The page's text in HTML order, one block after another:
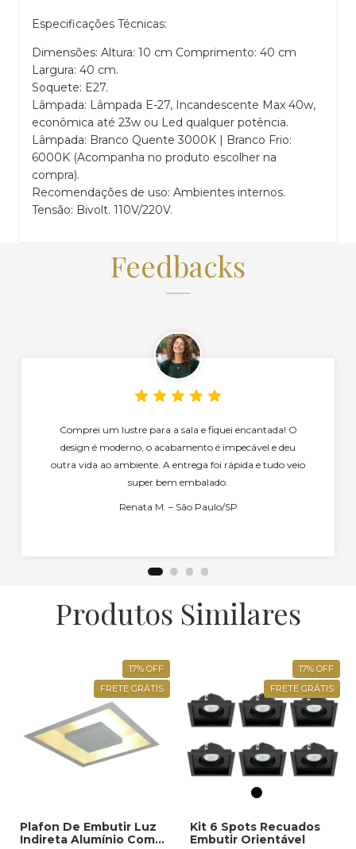
Especificações Técnicas:
Dimensões: Altura: 10 cm Comprimento: 40 cm
Largura: 40 cm.
Soquete: E27.
Lâmpada: Lâmpada E-27, Incandescente Max 40w,
econômica até 23w ou Led qualquer potência.
Lâmpada: Branco Quente 3000K | Branco Frio:
6000K (Acompanha no produto escolher na
compra).
Recomendações de uso: Ambientes internos.
Tensão: Bivolt. 110V/220V.
Feedbacks
Comprei um lustre para a sala e fiquei encantada! O
design é moderno, o acabamento é impecável e deu
outra vida ao ambiente. A entrega foi rápida e tudo veio
super bem embalado.
Renata M. – São Paulo/SP
Produtos Similares
17% OFF
FRETE GRÁTIS
Plafon De Embutir Luz
Indireta Alumínio Com
17% OFF
FRETE GRÁTIS
Kit 6 Spots Recuados
Embutir Orientável